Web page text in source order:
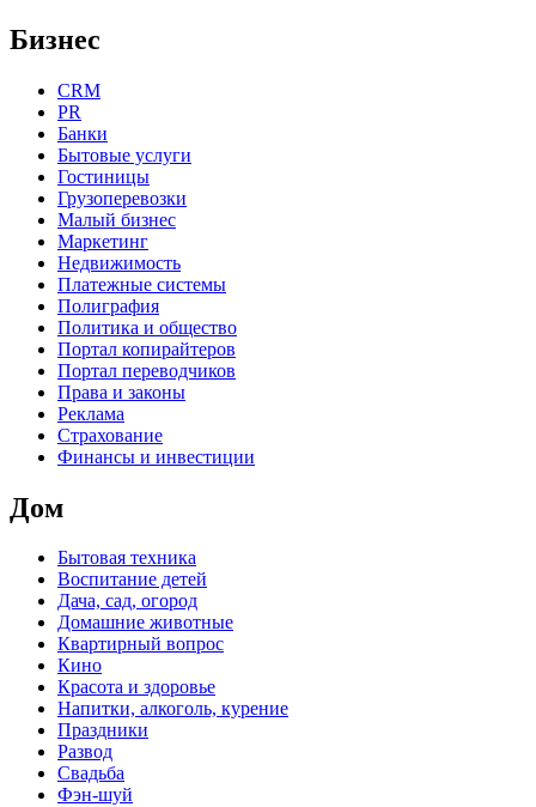
Бизнес
CRM
PR
Банки
Бытовые услуги
Гостиницы
Грузоперевозки
Малый бизнес
Маркетинг
Недвижимость
Платежные системы
Полиграфия
Политика и общество
Портал копирайтеров
Портал переводчиков
Права и законы
Реклама
Страхование
Финансы и инвестиции
Дом
Бытовая техника
Воспитание детей
Дача, сад, огород
Домашние животные
Квартирный вопрос
Кино
Красота и здоровье
Напитки, алкоголь, курение
Праздники
Развод
Свадьба
Фэн-шуй